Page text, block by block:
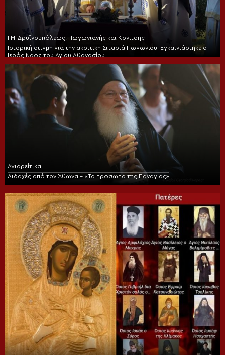
Ι.Μ. Δρυϊνουπόλεως, Πωγωνιανής και Κονίτσης
Ιστορική στιγμή για την ακριτική Σιταριά Πωγωνίου: Εγκαινιάστηκε ο
Ιερός Ναός του Αγίου Αθανασίου
Αγιορείτικα
Διδαχές από τον Άθωνα – «Το πρόσωπο της Παναγίας»